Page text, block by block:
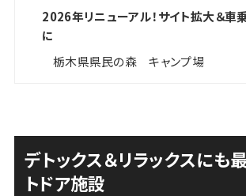
2026年リニューアル！サイト拡大＆車
に
栃木県県民の森 キャンプ場
デトックス＆リラックスにも
トドア施設